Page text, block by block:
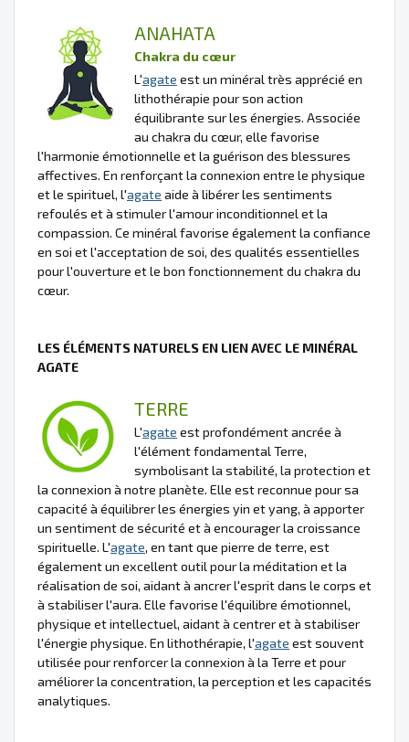
ANAHATA
Chakra du cœur
L'agate est un minéral très apprécié en
lithothérapie pour son action
équilibrante sur les énergies. Associée
au chakra du cœur, elle favorise
l'harmonie émotionnelle et la guérison des blessures
affectives. En renforçant la connexion entre le physique
et le spirituel, l'agate aide à libérer les sentiments
refoulés et à stimuler l'amour inconditionnel et la
compassion. Ce minéral favorise également la confiance
en soi et l'acceptation de soi, des qualités essentielles
pour l'ouverture et le bon fonctionnement du chakra du
cœur.
LES ÉLÉMENTS NATURELS EN LIEN AVEC LE MINÉRAL
AGATE
TERRE
L'agate est profondément ancrée à
l'élément fondamental Terre,
symbolisant la stabilité, la protection et
la connexion à notre planète. Elle est reconnue pour sa
capacité à équilibrer les énergies yin et yang, à apporter
un sentiment de sécurité et à encourager la croissance
spirituelle. L'agate, en tant que pierre de terre, est
également un excellent outil pour la méditation et la
réalisation de soi, aidant à ancrer l'esprit dans le corps et
à stabiliser l'aura. Elle favorise l'équilibre émotionnel,
physique et intellectuel, aidant à centrer et à stabiliser
l'énergie physique. En lithothérapie, l'agate est souvent
utilisée pour renforcer la connexion à la Terre et pour
améliorer la concentration, la perception et les capacités
analytiques.